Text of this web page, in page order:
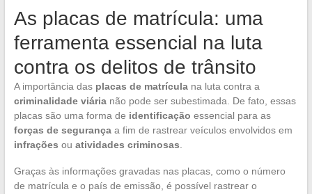
As placas de matrícula: uma
ferramenta essencial na luta
contra os delitos de trânsito
A importância das placas de matrículana luta contra a
criminalidade viárianão pode ser subestimada. De fato, essas
placas são uma forma de identificação essencial para as
forças de segurançaa fim de rastrear veículos envolvidos em
infrações ou atividades criminosas.
Graças às informações gravadas nas placas, como o número
de matrícula e o país de emissão, é possível rastrear o